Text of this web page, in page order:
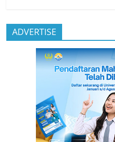
ADVERTISE